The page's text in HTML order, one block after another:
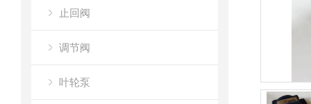
止回阀
调节阀
叶轮泵